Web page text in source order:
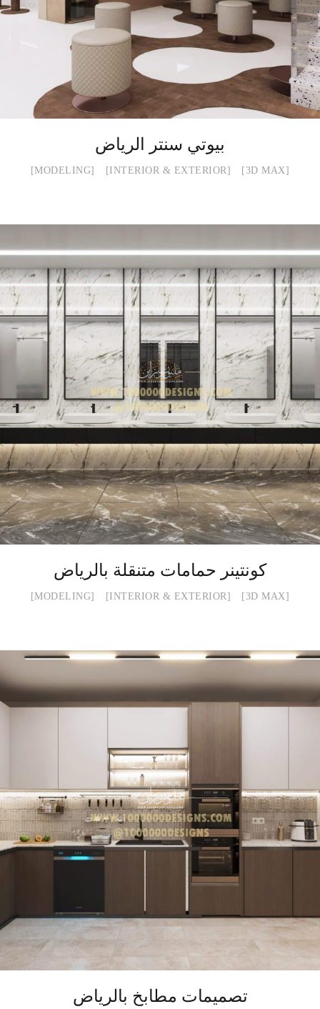
بيوتي سنتر الرياض
3D MAX
INTERIOR & EXTERIOR
MODELING
كونتينر حمامات متنقلة بالرياض
3D MAX
INTERIOR & EXTERIOR
MODELING
تصميمات مطابخ بالرياض